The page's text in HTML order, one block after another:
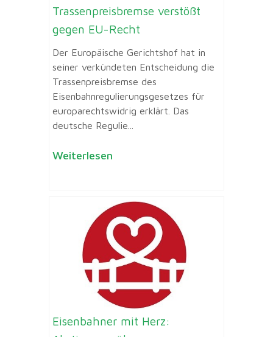
Trassenpreisbremse verstößt
gegen EU-Recht
Der Europäische Gerichtshof hat in
seiner verkündeten Entscheidung die
Trassenpreisbremse des
Eisenbahnregulierungsgesetzes für
europarechtswidrig erklärt. Das
deutsche Regulie...
Weiterlesen
Eisenbahner mit Herz: